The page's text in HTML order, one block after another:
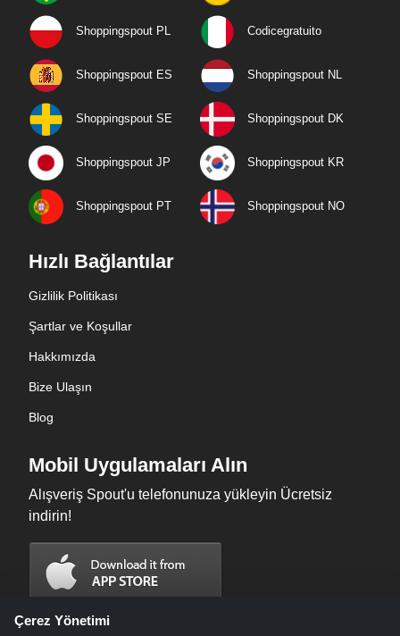
Shoppingspout PL Codicegratuito
Shoppingspout ES Shoppingspout NL
Shoppingspout SE Shoppingspout DK
Shoppingspout JP Shoppingspout KR
Shoppingspout PT Shoppingspout NO
Hızlı Bağlantılar
Gizlilik Politikası
Şartlar ve Koşullar
Hakkımızda
Bize Ulaşın
Blog
Mobil Uygulamaları Alın
Alışveriş Spout'u telefonunuza yükleyin Ücretsiz
indirin!
Çerez Yönetimi